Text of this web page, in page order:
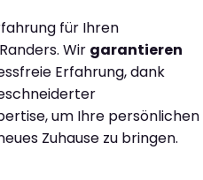
für Ihren
Wir garantieren
Erfahrung, dank
um Ihre persönlichen
Zuhause zu bringen.